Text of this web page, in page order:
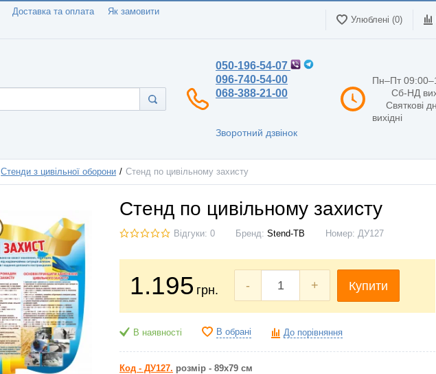
Доставка та оплата
Як замовити
Улюблені (0)
050-196-54-07
096-740-54-00
068-388-21-00
Зворотний дзвінок
Пн–Пт
Сб-НД
Святкові
вихідні
Стенди з цивільної оборони Стенд по цивільному захисту
Стенд по цивільному захисту
Відгуки: 0 Бренд: Stend-TB Номер: ДУ127
1.195 грн. - + Купити
В наявності В обрані До порівняння
Код - ДУ127. розмір - 89х79 см